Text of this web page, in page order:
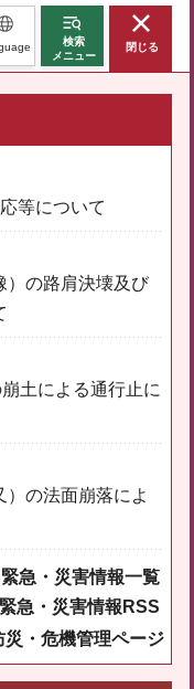
検索
メニュー
閉じる
等について
）の路肩決壊及び
土による通行止に
の法面崩落によ
緊急・災害情報一覧
緊急・災害情報RSS
災・危機管理ページ